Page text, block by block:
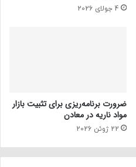
4 جولای 2026
ضرورت برنامه‌ریزی برای تثبیت بازار
مواد ناریه در معادن
22 ژوئن 2026